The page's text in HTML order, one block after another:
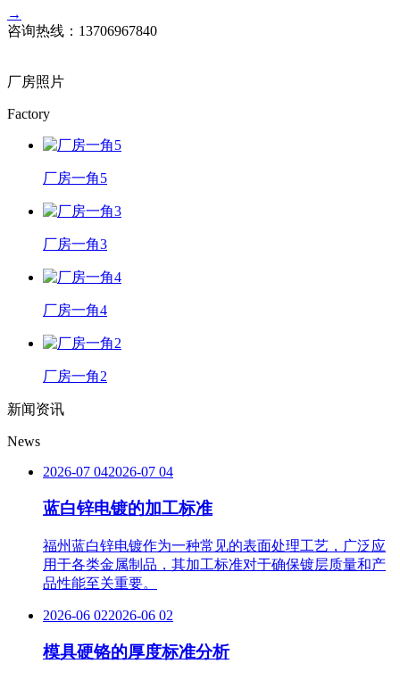
→
咨询热线： 13706967840
厂房照片
Factory
厂房一角5
厂房一角3
厂房一角4
厂房一角2
新闻资讯
News
2026-07 042026-07 04
蓝白锌电镀的加工标准
福州蓝白锌电镀作为一种常见的表面处理工艺，广泛应
用于各类金属制品，其加工标准对于确保镀层质量和产
品性能至关重要。
2026-06 022026-06 02
模具硬铬的厚度标准分析